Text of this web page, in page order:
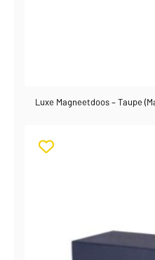
Luxe Magneetdoos – Taupe